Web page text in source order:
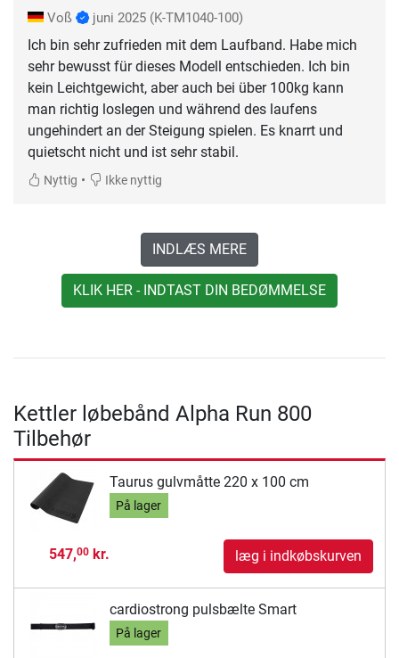
Voß juni 2025 (K-TM1040-100)
Ich bin sehr zufrieden mit dem Laufband. Habe mich
sehr bewusst für dieses Modell entschieden. Ich bin
kein Leichtgewicht, aber auch bei über 100kg kann
man richtig loslegen und während des laufens
ungehindert an der Steigung spielen. Es knarrt und
quietscht nicht und ist sehr stabil.
Nyttig • Ikke nyttig
INDLÆS MERE
KLIK HER - INDTAST DIN BEDØMMELSE
Kettler løbebånd Alpha Run 800
Tilbehør
Taurus gulvmåtte 220 x 100 cm
På lager
547,00kr. læg i indkøbskurven
cardiostrong pulsbælte Smart
På lager